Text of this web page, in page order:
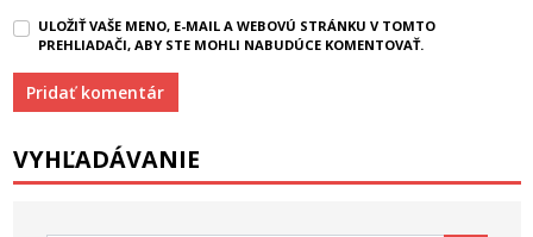
ULOŽIŤ VAŠE MENO, E-MAIL A WEBOVÚ STRÁNKU V TOMTO
PREHLIADAČI, ABY STE MOHLI NABUDÚCE KOMENTOVAŤ.
VYHĽADÁVANIE